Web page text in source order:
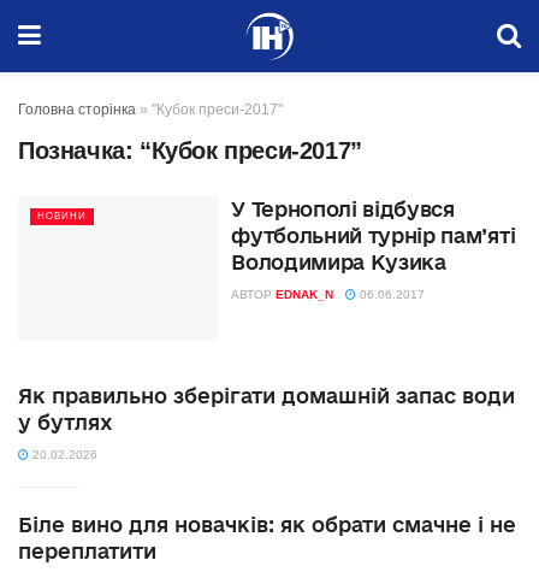
Головна сторінка » "Кубок преси-2017"
Позначка: “Кубок преси-2017”
НОВИНИ
У Тернополі відбувся
футбольний турнір пам’яті
Володимира Кузика
АВТОР EDNAK_N 06.06.2017
Як правильно зберігати домашній запас води
у бутлях
20.02.2026
Біле вино для новачків: як обрати смачне і не
переплатити